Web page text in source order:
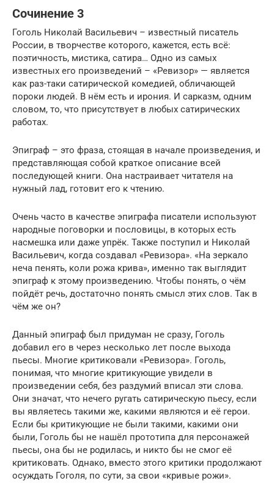
Сочинение 3
Гоголь Николай Васильевич – известный писатель
России, в творчестве которого, кажется, есть всё:
поэтичность, мистика, сатира… Одно из самых
известных его произведений – «Ревизор» — является
как раз-таки сатирической комедией, обличающей
пороки людей. В нём есть и ирония. И сарказм, одним
словом, то, что присутствует в любых сатирических
работах.
Эпиграф – это фраза, стоящая в начале произведения, и
представляющая собой краткое описание всей
последующей книги. Она настраивает читателя на
нужный лад, готовит его к чтению.
Очень часто в качестве эпиграфа писатели используют
народные поговорки и пословицы, в которых есть
насмешка или даже упрёк. Также поступил и Николай
Васильевич, когда создавал «Ревизора». «На зеркало
неча пенять, коли рожа крива», именно так выглядит
эпиграф к этому произведению. Чтобы понять, о чём
пойдёт речь, достаточно понять смысл этих слов. Так в
чём же он?
Данный эпиграф был придуман не сразу, Гоголь
добавил его в через несколько лет после выхода
пьесы. Многие критиковали «Ревизора». Гоголь,
понимая, что многие критикующие увидели в
произведении себя, без раздумий вписал эти слова.
Они значат, что нечего ругать сатирическую пьесу, если
вы являетесь такими же, какими являются и её герои.
Если бы критикующие не были такими, какими они
были, Гоголь бы не нашёл прототипа для персонажей
пьесы, она бы не родилась, и никто бы не смог её
критиковать. Однако, вместо этого критики продолжают
осуждать Гоголя, по сути, за свои «кривые рожи».